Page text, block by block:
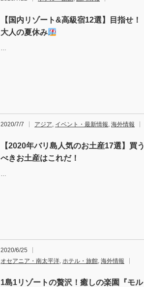
【国内リゾート&高級宿12選】目指せ！
大人の夏休み
…
2020/7/7 アジア, イベント・最新情報, 海外情報
【2020年バリ島人気のお土産17選】買う
べきお土産はこれだ！
…
2020/6/25
オセアニア・南太平洋, ホテル・旅館, 海外情報
1島1リゾートの贅沢！癒しの楽園『モル